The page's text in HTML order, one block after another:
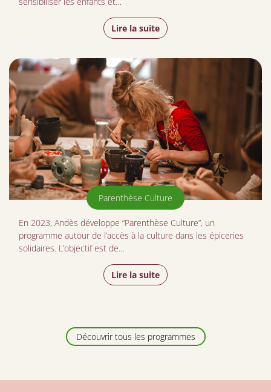
Lire la suite
Parenthèse Culture
En 2023, Andès développe “Parenthèse Culture”, un
programme autour de l’accès à la culture dans les épiceries
solidaires. L’objectif est de…
Lire la suite
Découvrir tous les programmes